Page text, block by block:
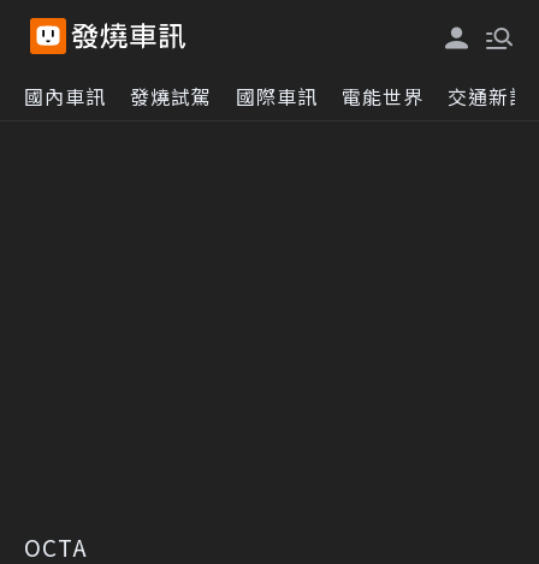
國內車訊 發燒試駕 國際車訊 電能世界 交通新訊
OCTA